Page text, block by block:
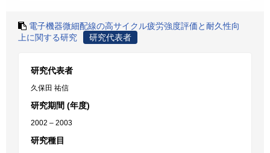
電子機器微細配線の高サイクル疲労強度評価と耐久性向
上に関する研究
研究代表者
研究代表者
久保田 祐信
研究期間 (年度)
2002 – 2003
研究種目